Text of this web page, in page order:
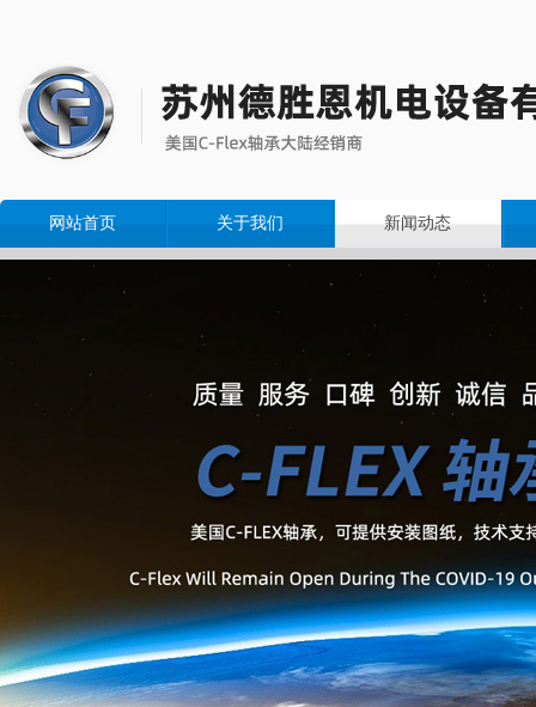
网站首页 关于我们 新闻动态